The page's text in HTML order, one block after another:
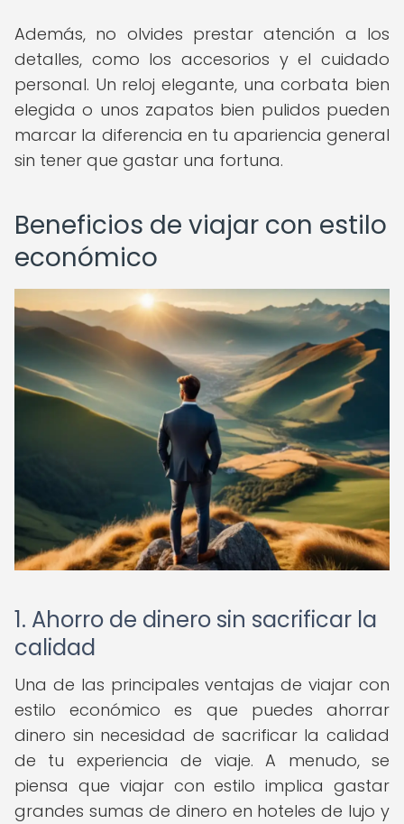
Además, no olvides prestar atención a los
detalles, como los accesorios y el cuidado
personal. Un reloj elegante, una corbata bien
elegida o unos zapatos bien pulidos pueden
marcar la diferencia en tu apariencia general
sin tener que gastar una fortuna.
Beneficios de viajar con estilo
económico
1. Ahorro de dinero sin sacrificar la
calidad
Una de las principales ventajas de viajar con
estilo económico es que puedes ahorrar
dinero sin necesidad de sacrificar la calidad
de tu experiencia de viaje. A menudo, se
piensa que viajar con estilo implica gastar
grandes sumas de dinero en hoteles de lujo y